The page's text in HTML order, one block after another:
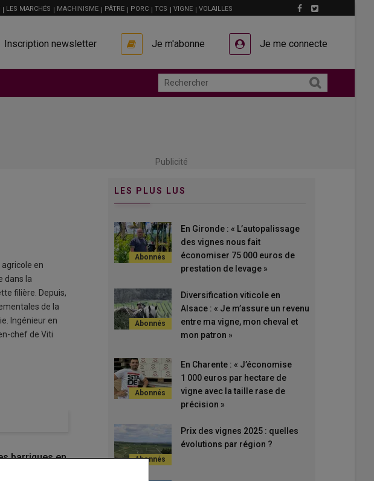
LES MARCHÉS MACHINISME PÂTRE PORC TCS VIGNE VOLAILLES
Inscription newsletter Je m'abonne Je me connecte
Publicité
en
dans la
filière. Depuis,
de la
Ingénieur en
chef de Viti
barriques en
LES PLUS LUS
En Gironde : « L’autopalissage
des vignes nous fait
économiser 75 000 euros de
prestation de levage »
Diversification viticole en
Alsace : « Je m’assure un revenu
entre ma vigne, mon cheval et
mon patron »
En Charente : « J’économise
1 000 euros par hectare de
vigne avec la taille rase de
précision »
Prix des vignes 2025 : quelles
évolutions par région ?